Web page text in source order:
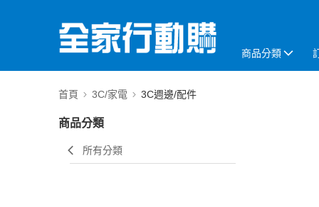
商品分類
首頁 3C/家電 3C週邊/配件
商品分類
所有分類